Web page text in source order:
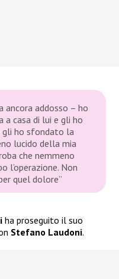
ancora addosso – ho
a casa di lui e gli ho
ho sfondato la
lucido della mia
che nemmeno
l’operazione. Non
quel dolore”
ha proseguito il suo
Stefano Laudoni.